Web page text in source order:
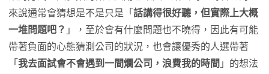
來說通常會猜想是不是只是「 話講得很好聽，但實際上大概
一堆問題吧？ 」，至於會有什麼問題也不曉得，因此有可能
帶著負面的心態猜測公司的狀況，也會讓優秀的人選帶著
「 我去面試會不會遇到一間爛公司，浪費我的時間 」的想法